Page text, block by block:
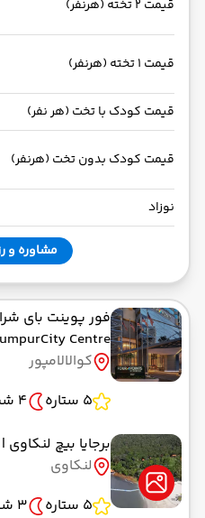
قیمت 2 تخته (هرنفر)
قیمت 1 تخته (هرنفر)
قیمت کودک با تخت (هر نفر)
قیمت کودک بدون تخت (هرنفر)
نوزاد
مشاوره و
فور پوینت بای
Centre
کوالالامپور
5 ستاره
4 شب
برجایا بیچ لنکاوی | BERJAYA
لنکاوی
5 ستاره
3 شب